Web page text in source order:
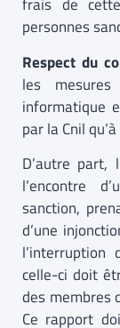
frais de
personnes
Respect du
les
informatique
par la Cnil
D’autre part,
l’encontre
sanction,
d’une
celle-ci doit
des membres
Ce rapport